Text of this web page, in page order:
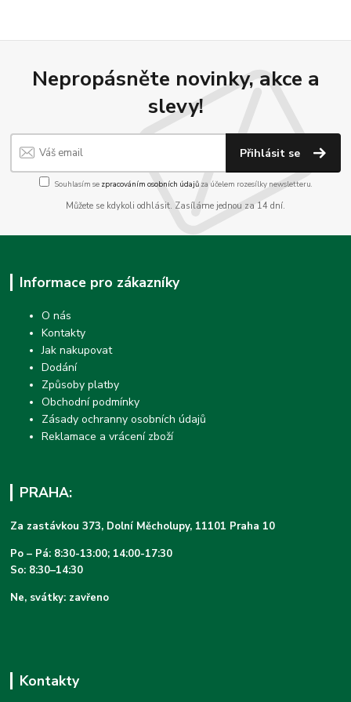
Nepropásněte novinky, akce a
slevy!
Přihlásit se
Souhlasím se zpracováním osobních údajůza účelem rozesílky newsletteru.
Můžete se kdykoli odhlásit. Zasíláme jednou za 14 dní.
Informace pro zákazníky
O nás
Kontakty
Jak nakupovat
Dodání
Způsoby platby
Obchodní podmínky
Zásady ochranny osobních údajů
Reklamace a vrácení zboží
PRAHA:
Za zastávkou 373, Dolní Měcholupy, 11101 Praha 10
Po – Pá: 8:30-13:00; 14:00-17:30
So: 8:30–14:30
Ne, svátky: zavřeno
Kontakty